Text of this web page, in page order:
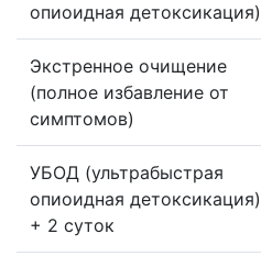
опиоидная детоксикация)
Экстренное очищение
(полное избавление от
симптомов)
УБОД (ультрабыстрая
опиоидная детоксикация)
+ 2 суток